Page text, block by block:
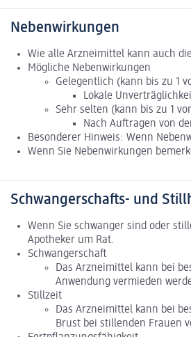
Nebenwirkungen
Wie alle Arzneimittel kann auch
Mögliche Nebenwirkungen
Gelegentlich (kann bis zu 1
Lokale
Sehr selten (kann bis zu 1
Nach Auftragen von
Besonderer Hinweis: Wenn
Wenn Sie Nebenwirkungen
Schwangerschafts- und
Wenn Sie schwanger sind oder
Apotheker um Rat.
Schwangerschaft
Das Arzneimittel kann bei
Anwendung vermieden
Stillzeit
Das Arzneimittel kann bei
Brust bei stillenden Frauen